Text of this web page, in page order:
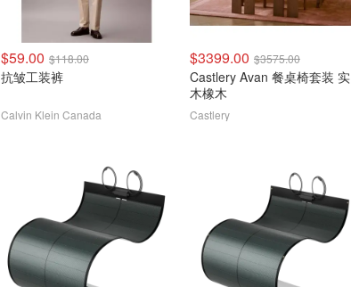
$59.00 $118.00
抗皱工装裤
Calvin Klein Canada
$3399.00 $3575.00
Castlery Avan 餐桌椅套装 实
木橡木
Castlery